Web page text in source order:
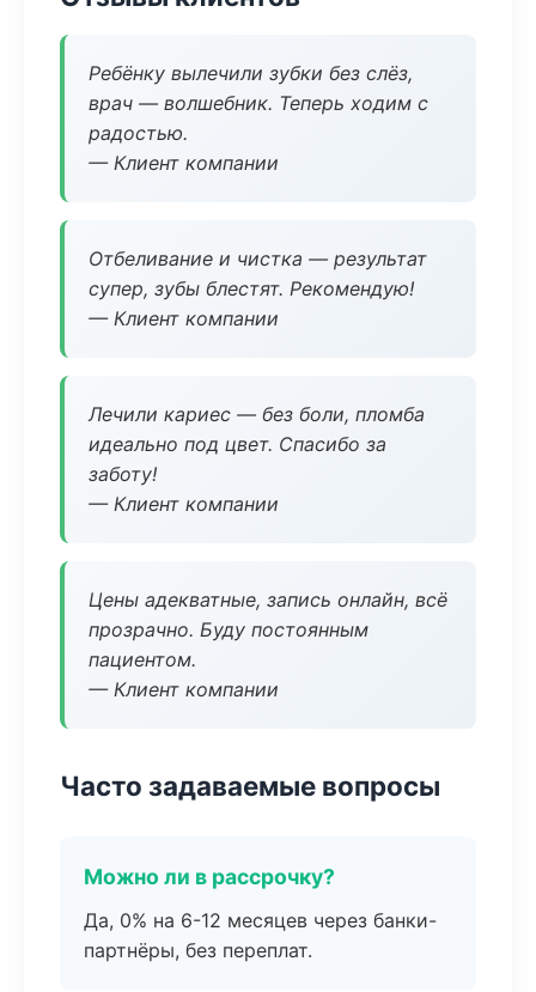
Ребёнку вылечили зубки без слёз,
врач — волшебник. Теперь ходим с
радостью.
— Клиент компании
Отбеливание и чистка — результат
супер, зубы блестят. Рекомендую!
— Клиент компании
Лечили кариес — без боли, пломба
идеально под цвет. Спасибо за
заботу!
— Клиент компании
Цены адекватные, запись онлайн, всё
прозрачно. Буду постоянным
пациентом.
— Клиент компании
Часто задаваемые вопросы
Можно ли в рассрочку?
Да, 0% на 6-12 месяцев через банки-
партнёры, без переплат.